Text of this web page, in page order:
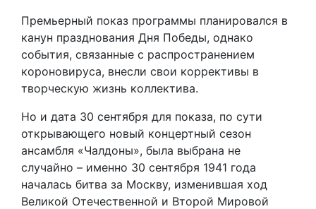
Премьерный показ программы планировался в
канун празднования Дня Победы, однако
события, связанные с распространением
короновируса, внесли свои коррективы в
творческую жизнь коллектива.
Но и дата 30 сентября для показа, по сути
открывающего новый концертный сезон
ансамбля «Чалдоны», была выбрана не
случайно – именно 30 сентября 1941 года
началась битва за Москву, изменившая ход
Великой Отечественной и Второй Мировой